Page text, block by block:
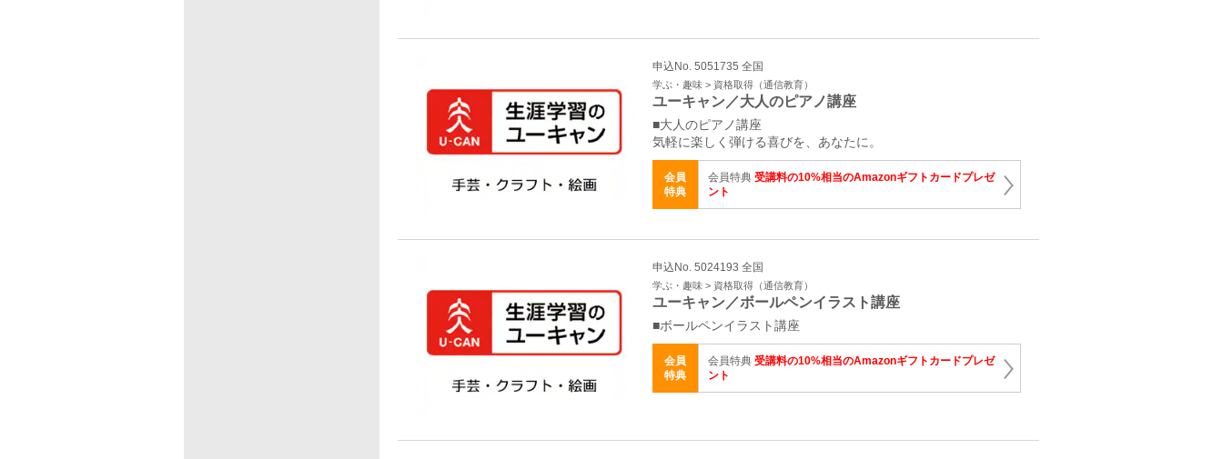
申込No. 5051735 全国
学ぶ・趣味 > 資格取得（通信教育）
ユーキャン／大人のピアノ講座
■大人のピアノ講座
気軽に楽しく弾ける喜びを、あなたに。
会員
特典
会員特典 受講料の10%相当のAmazonギフトカードプレゼ
ント
申込No. 5024193 全国
学ぶ・趣味 > 資格取得（通信教育）
ユーキャン／ボールペンイラスト講座
■ボールペンイラスト講座
会員
特典
会員特典 受講料の10%相当のAmazonギフトカードプレゼ
ント